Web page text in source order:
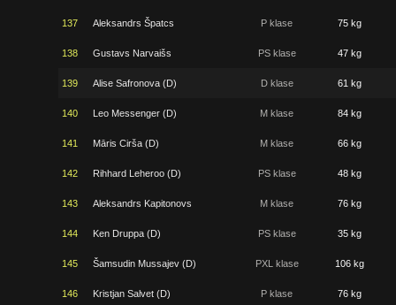
137 Aleksandrs Špatcs P klase 75 kg
138 Gustavs Narvaišs PS klase 47 kg
139 Alise Safronova (D) D klase 61 kg
140 Leo Messenger (D) M klase 84 kg
141 Māris Cirša (D) M klase 66 kg
142 Rihhard Leheroo (D) PS klase 48 kg
143 Aleksandrs Kapitonovs M klase 76 kg
144 Ken Druppa (D) PS klase 35 kg
145 Šamsudin Mussajev (D) PXL klase 106 kg
146 Kristjan Salvet (D) P klase 76 kg